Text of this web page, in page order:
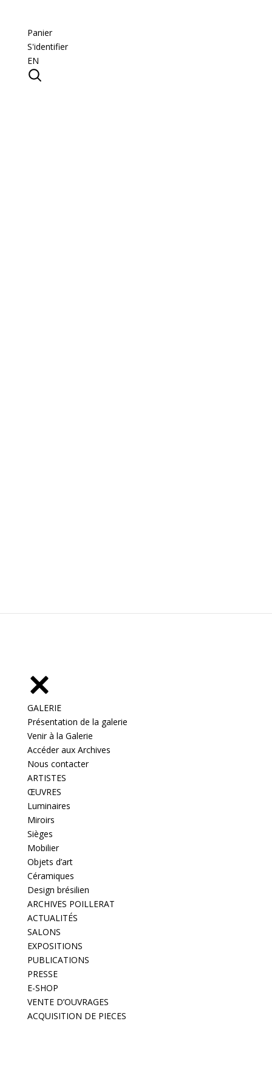
Panier
S'identifier
EN
GALERIE
Présentation de la galerie
Venir à la Galerie
Accéder aux Archives
Nous contacter
ARTISTES
ŒUVRES
Luminaires
Miroirs
Sièges
Mobilier
Objets d’art
Céramiques
Design brésilien
ARCHIVES POILLERAT
ACTUALITÉS
SALONS
EXPOSITIONS
PUBLICATIONS
PRESSE
E-SHOP
VENTE D’OUVRAGES
ACQUISITION DE PIECES